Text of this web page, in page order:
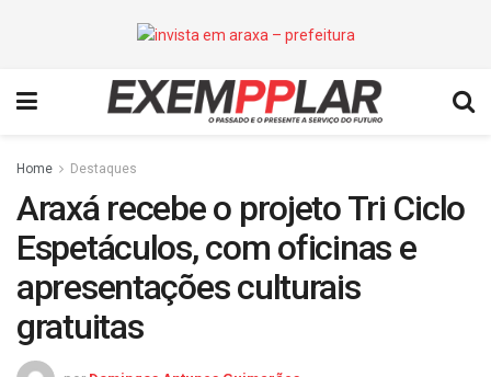
Home Destaques
Araxá recebe o projeto Tri Ciclo
Espetáculos, com oficinas e
apresentações culturais
gratuitas